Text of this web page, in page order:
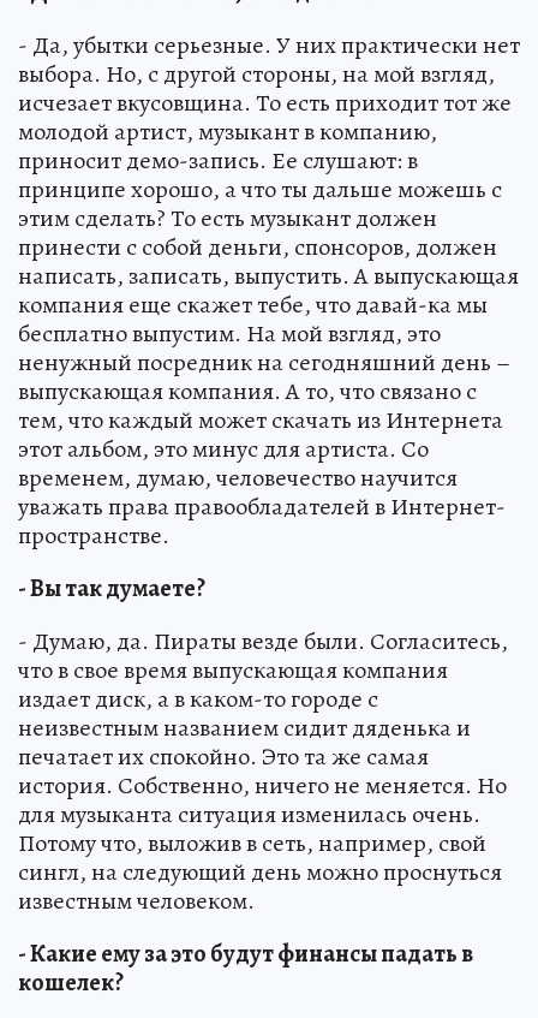
- Да, убытки серьезные. У них практически нет
выбора. Но, с другой стороны, на мой взгляд,
исчезает вкусовщина. То есть приходит тот же
молодой артист, музыкант в компанию,
приносит демо-запись. Ее слушают: в
принципе хорошо, а что ты дальше можешь с
этим сделать? То есть музыкант должен
принести с собой деньги, спонсоров, должен
написать, записать, выпустить. А выпускающая
компания еще скажет тебе, что давай-ка мы
бесплатно выпустим. На мой взгляд, это
ненужный посредник на сегодняшний день –
выпускающая компания. А то, что связано с
тем, что каждый может скачать из Интернета
этот альбом, это минус для артиста. Со
временем, думаю, человечество научится
уважать права правообладателей в Интернет-
пространстве.
- Вы так думаете?
- Думаю, да. Пираты везде были. Согласитесь,
что в свое время выпускающая компания
издает диск, а в каком-то городе с
неизвестным названием сидит дяденька и
печатает их спокойно. Это та же самая
история. Собственно, ничего не меняется. Но
для музыканта ситуация изменилась очень.
Потому что, выложив в сеть, например, свой
сингл, на следующий день можно проснуться
известным человеком.
- Какие ему за это будут финансы падать в
кошелек?